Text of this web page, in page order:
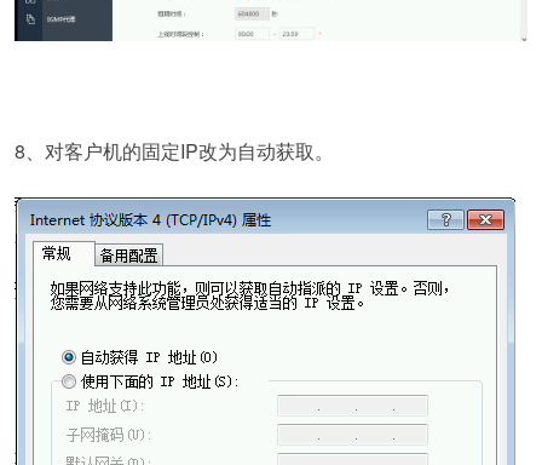
8、对客户机的固定IP改为自动获取。